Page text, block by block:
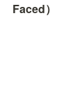
Faced）